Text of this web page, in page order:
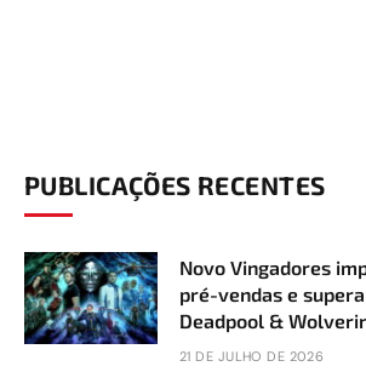
PUBLICAÇÕES RECENTES
Novo Vingadores
pré-vendas e
Deadpool &
21 DE JULHO DE 2026